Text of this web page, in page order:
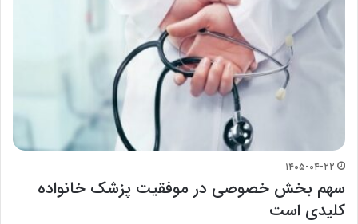
۱۴۰۵-۰۴-۲۲
سهم بخش خصوصی در موفقیت پزشک خانواده
کلیدی است